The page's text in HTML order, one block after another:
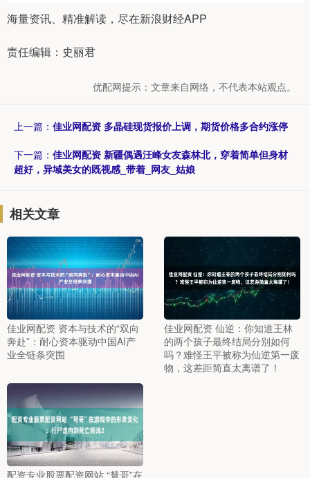
海量资讯、精准解读，尽在新浪财经APP
责任编辑：史丽君
优配网提示：文章来自网络，不代表本站观点。
上一篇： 佳业网配资 多晶硅现货报价上调，期货价格多合约涨停
下一篇： 佳业网配资 新疆偶遇汪峰女友森林北，穿着简单但身材
超好，异域美女的既视感_带着_网友_姑娘
相关文章
佳业网配资 资本与技术的“双向
奔赴”：耐心资本驱动中国AI产
业全链条突围
佳业网配资 仙逆：你知道王林
的两个孩子最终结局分别如何
吗？难怪王平被称为仙逆第一废
物，这差距简直太离谱了！
配资专业股票配资网站 “弩哥”在